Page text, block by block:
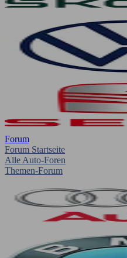
Forum
Forum Startseite
Alle Auto-Foren
Themen-Forum